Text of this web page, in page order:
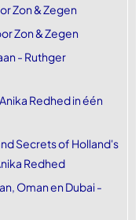
Zon & Zegen
Zon & Zegen
- Ruthger
Redhed in één
Secrets of Holland's
Redhed
Oman en Dubai -